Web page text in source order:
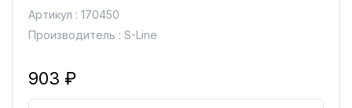
Артикул : 170450
Производитель : S-Line
903 ₽